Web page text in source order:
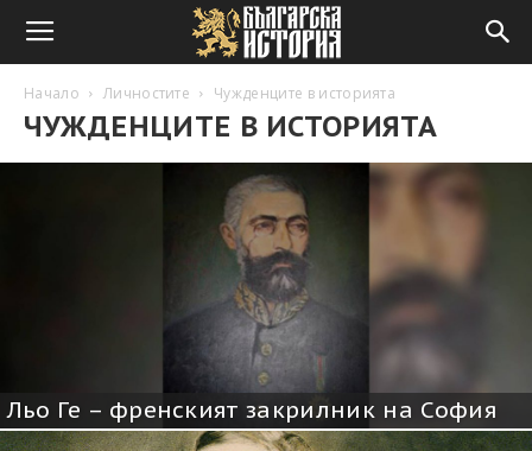
Начало Личностите Чужденците в историята
ЧУЖДЕНЦИТЕ В ИСТОРИЯТА
Льо Ге – френският закрилник на София